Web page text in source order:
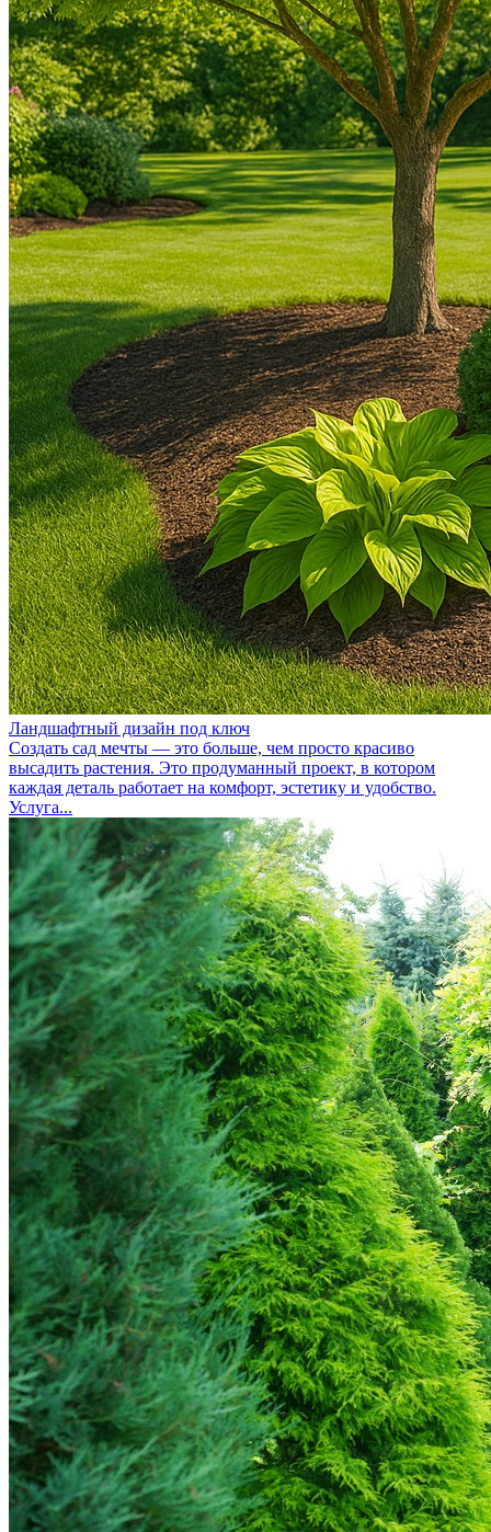
Ландшафтный дизайн под ключ
Создать сад мечты — это больше, чем просто красиво
высадить растения. Это продуманный проект, в котором
каждая деталь работает на комфорт, эстетику и удобство.
Услуга...